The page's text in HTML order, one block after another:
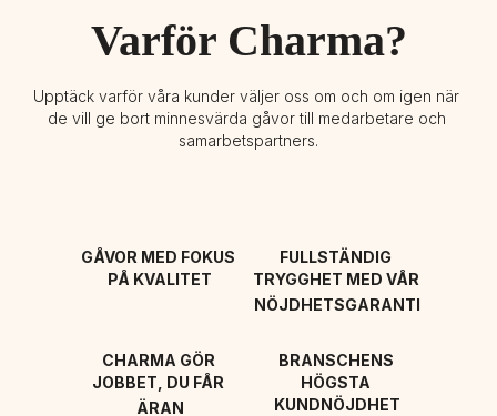
Varför Charma?
Upptäck varför våra kunder väljer oss om och om igen när
de vill ge bort minnesvärda gåvor till medarbetare och
samarbetspartners.
GÅVOR MED FOKUS
PÅ KVALITET
FULLSTÄNDIG
TRYGGHET MED VÅR
NÖJDHETSGARANTI
CHARMA GÖR
JOBBET, DU FÅR
ÄRAN
BRANSCHENS
HÖGSTA
KUNDNÖJDHET